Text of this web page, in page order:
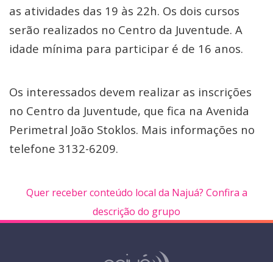
as atividades das 19 às 22h. Os dois cursos
serão realizados no Centro da Juventude. A
idade mínima para participar é de 16 anos.
Os interessados devem realizar as inscrições
no Centro da Juventude, que fica na Avenida
Perimetral João Stoklos. Mais informações no
telefone 3132-6209.
Quer receber conteúdo local da Najuá? Confira a
descrição do grupo